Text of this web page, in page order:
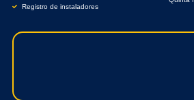
Registro de instaladores